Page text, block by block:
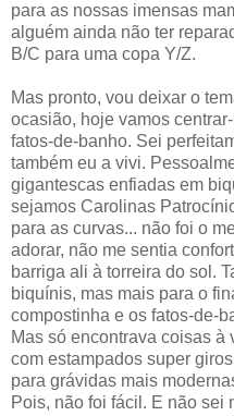
para as nossas imensas
alguém ainda não ter
B/C para uma copa Y/Z.
Mas pronto, vou deixar o
ocasião, hoje vamos
fatos-de-banho. Sei
também eu a vivi.
gigantescas enfiadas em
sejamos Carolinas
para as curvas... não foi o
adorar, não me sentia
barriga ali à torreira do sol.
biquínis, mas mais para o
compostinha e os fatos-de-
Mas só encontrava coisas à
com estampados super
para grávidas mais
Pois, não foi fácil. E não sei